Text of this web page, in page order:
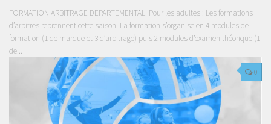
FORMATION ARBITRAGE DEPARTEMENTAL. Pour les adultes : Les formations
d’arbitres reprennent cette saison. La formation s’organise en 4 modules de
formation (1 de marque et 3 d’arbitrage) puis 2 modules d’examen théorique (1
de...
0